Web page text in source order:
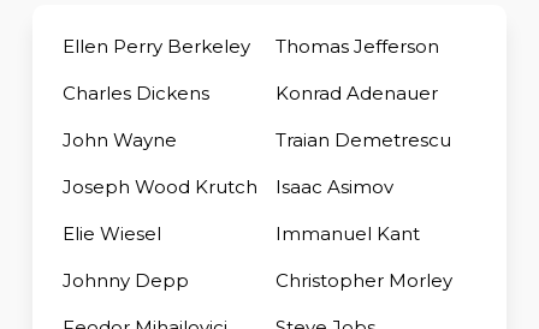
Ellen Perry Berkeley Thomas Jefferson
Charles Dickens Konrad Adenauer
John Wayne Traian Demetrescu
Joseph Wood Krutch Isaac Asimov
Elie Wiesel Immanuel Kant
Johnny Depp Christopher Morley